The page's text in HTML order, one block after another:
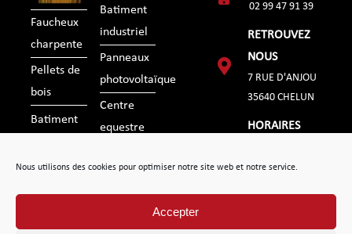
Nous utilisons des cookies pour optimiser notre site web et notre service.
Accepter
Faucheux
charpente
Pellets de
bois
Batiment
Batiment
industriel
Panneaux
photovoltaïque
Centre
equestre
02 99 47 91 39
RETROUVEZ
NOUS
7 RUE D'ANJOU
35640 CHELUN
HORAIRES
vendredi
de 07h30 à